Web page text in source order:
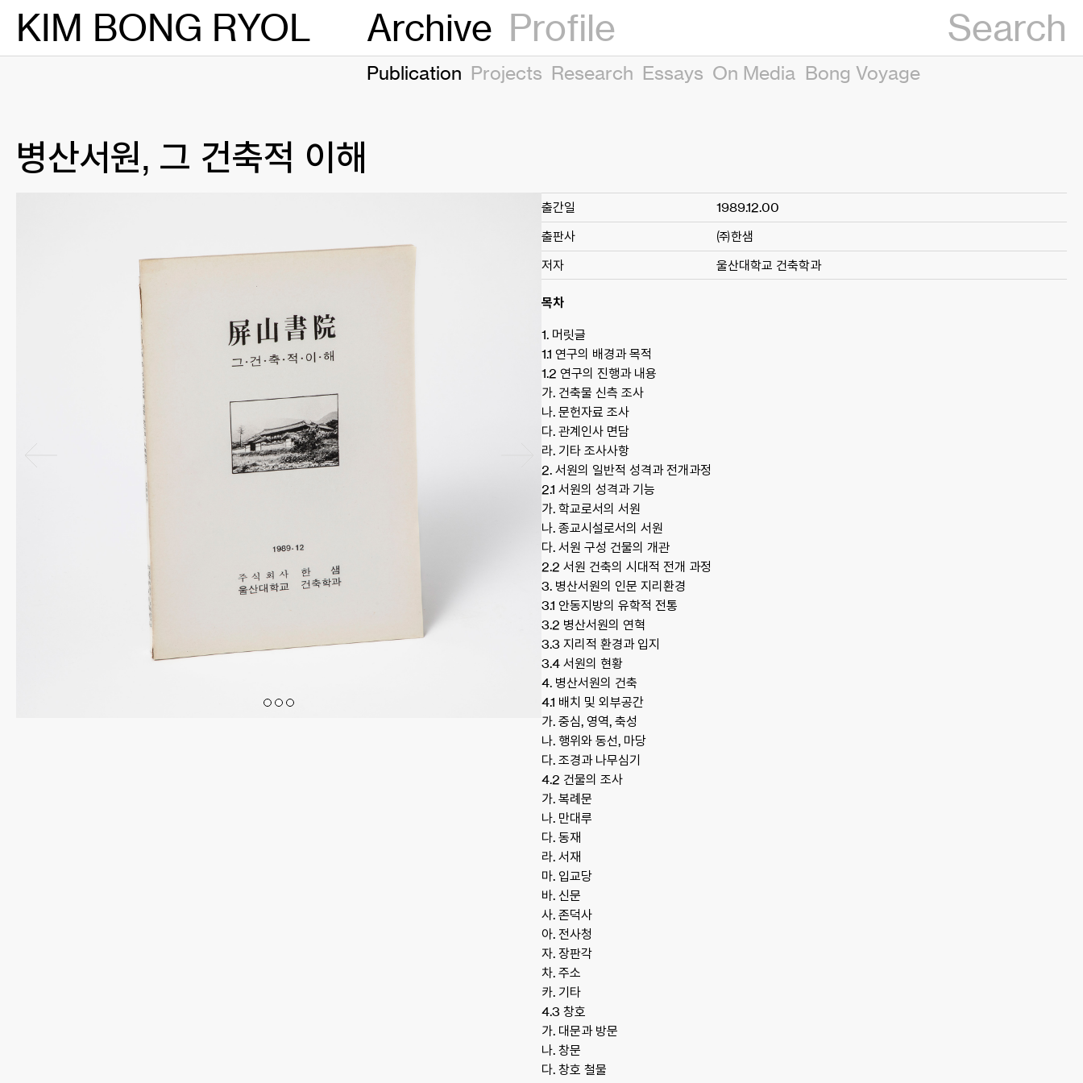
content
KIM BONG RYOL Archive
Publication Projects Research Essays On Media Bong Voyage
Profile Search
병산서원, 그 건축적 이해
출간일
1989.12.00
출판사
㈜한샘
저자
울산대학교 건축학과
목차
1. 머릿글
1.1 연구의 배경과 목적
1.2 연구의 진행과 내용
가. 건축물 신측 조사
나. 문헌자료 조사
다. 관계인사 면담
라. 기타 조사사항
2. 서원의 일반적 성격과 전개과정
2.1 서원의 성격과 기능
가. 학교로서의 서원
나. 종교시설로서의 서원
다. 서원 구성 건물의 개관
2.2 서원 건축의 시대적 전개 과정
3. 병산서원의 인문 지리환경
3.1 안동지방의 유학적 전통
3.2 병산서원의 연혁
3.3 지리적 환경과 입지
3.4 서원의 현황
4. 병산서원의 건축
4.1 배치 및 외부공간
가. 중심, 영역, 축성
나. 행위와 동선, 마당
다. 조경과 나무심기
4.2 건물의 조사
가. 복례문
나. 만대루
다. 동재
라. 서재
마. 입교당
바. 신문
사. 존덕사
아. 전사청
자. 장판각
차. 주소
카. 기타
4.3 창호
가. 대문과 방문
나. 창문
다. 창호 철물